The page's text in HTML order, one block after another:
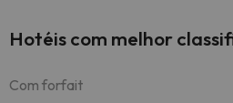
Hotéis com melhor
Com forfait